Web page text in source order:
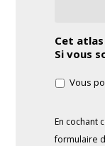
Cet
Si vous
Vous
En cochant
formulaire